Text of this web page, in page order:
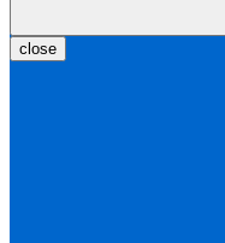
close